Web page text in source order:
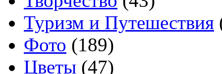
Туризм и Путешествия
Фото (189)
Цветы (47)